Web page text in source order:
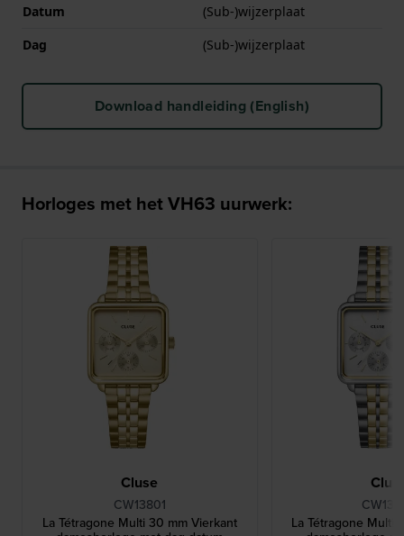
Datum
(Sub-)wijzerplaat
Dag
(Sub-)wijzerplaat
Download handleiding (English)
Horloges met het VH63 uurwerk:
Cluse
CW13801
La Tétragone Multi 30 mm Vierkant
La Tétragone Multi